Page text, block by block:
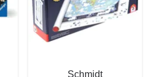
Schmidt